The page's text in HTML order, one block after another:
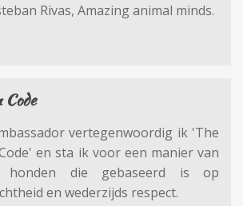
Rivas, Amazing animal minds.
vertegenwoordig ik 'The
en sta ik voor een manier van
honden die gebaseerd is op
en wederzijds respect.